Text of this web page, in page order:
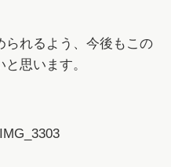
られるよう、今後もこの
思います。